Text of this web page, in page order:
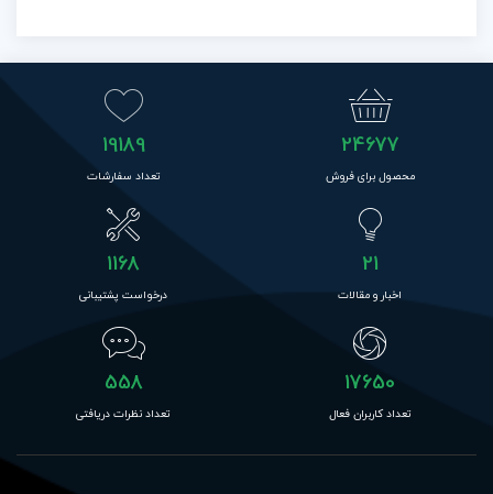
24677
محصول برای فروش
19189
تعداد سفارشات
21
اخبار و مقالات
1168
درخواست پشتیبانی
17650
تعداد کاربران فعال
558
تعداد نظرات دریافتی